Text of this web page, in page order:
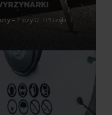
– T czy U, TPI i ząb